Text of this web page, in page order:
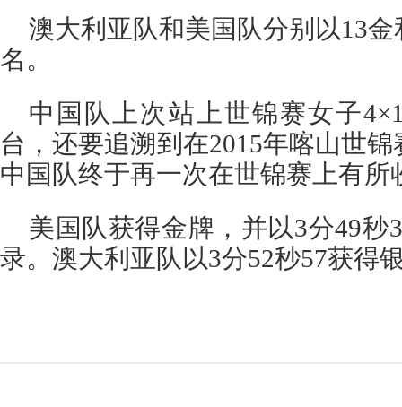
澳大利亚队和美国队分别以13
名。
中国队上次站上世锦赛女子
台，还要追溯到在2015年喀山世
中国队终于再一次在世锦赛上有所
美国队获得金牌，并以3分49秒
录。澳大利亚队以3分52秒57获得